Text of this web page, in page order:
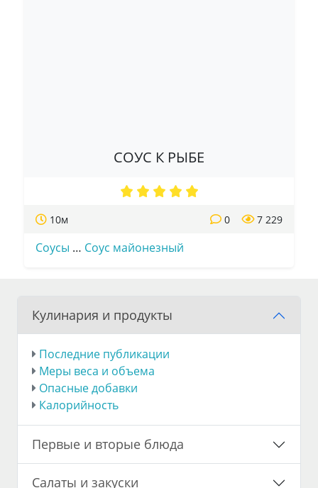
СОУС К РЫБЕ
10м 7 229
0
Соусы … Соус майонезный
Кулинария и продукты
Последние публикации
Меры веса и объема
Опасные добавки
Калорийность
Первые и вторые блюда
Салаты и закуски